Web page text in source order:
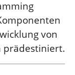
von
prädestiniert.